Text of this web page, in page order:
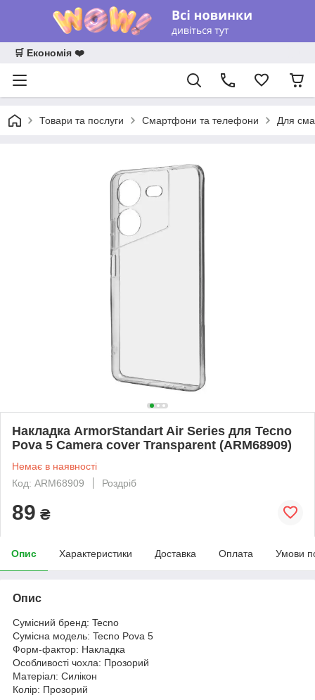
🛒 Економія ❤️
Товари та послуги Смартфони та телефони Для
Накладка ArmorStandart Air Series для Tecno
Pova 5 Camera cover Transparent (ARM68909)
Немає в наявності
Код: ARM68909
Роздріб
89 ₴
Опис Характеристики Доставка Оплата Умови
Опис
Сумісний бренд: Tecno
Сумісна модель: Tecno Pova 5
Форм-фактор: Накладка
Особливості чохла: Прозорий
Матеріал: Силікон
Колір: Прозорий